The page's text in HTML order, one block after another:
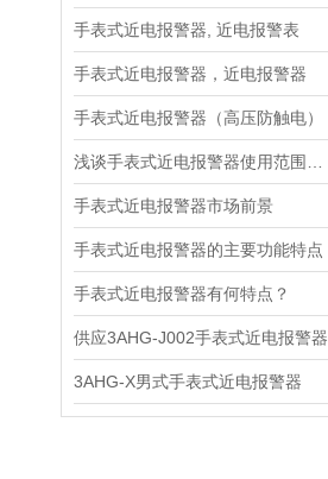
手表式近电报警器, 近电报警表
手表式近电报警器，近电报警器
手表式近电报警器（高压防触电）
手表式近电报警器市场前景
手表式近电报警器的主要功能特点
手表式近电报警器有何特点？
供应3AHG-J002手表式近电报警器
3AHG-X男式手表式近电报警器